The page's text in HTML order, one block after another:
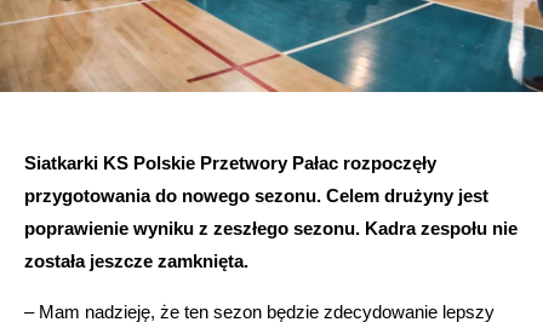
Siatkarki KS Polskie Przetwory Pałac rozpoczęły
przygotowania do nowego sezonu. Celem drużyny jest
poprawienie wyniku z zeszłego sezonu. Kadra zespołu nie
została jeszcze zamknięta.
– Mam nadzieję, że ten sezon będzie zdecydowanie lepszy